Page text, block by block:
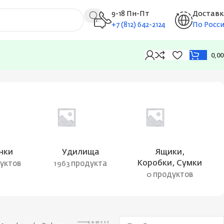
9-18 Пн-Пт
+7 (812) 642-2124
По
Удилища
1963 продукта
Ящики,
Коробки, Сумки
0 продуктов